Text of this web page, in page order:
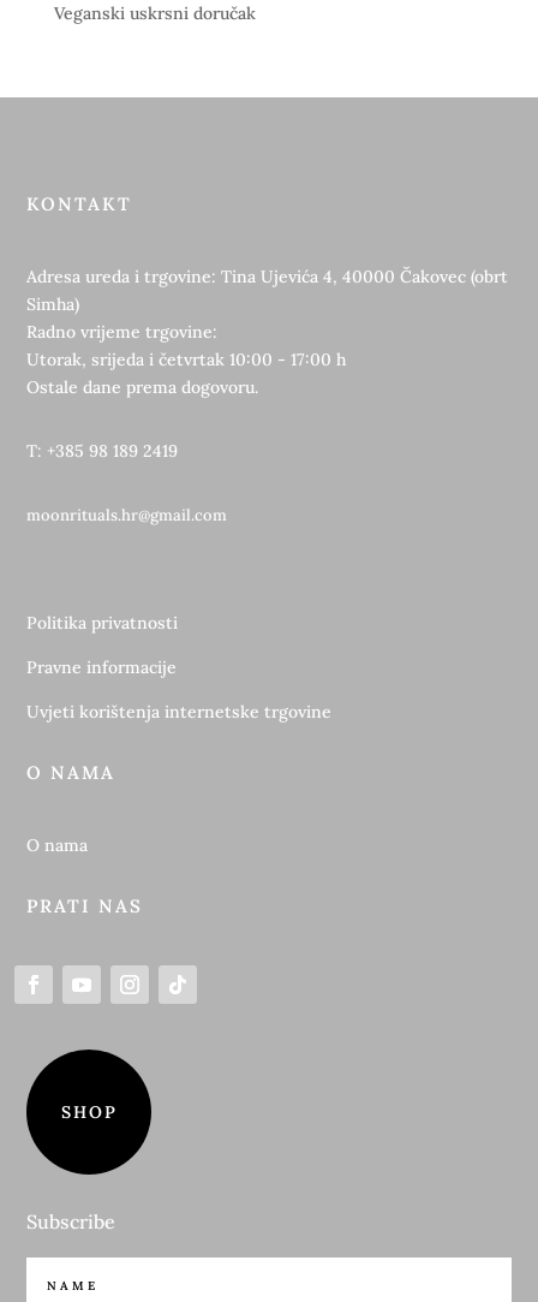
Veganski uskrsni doručak
KONTAKT
Adresa ureda i trgovine: Tina Ujevića 4, 40000 Čakovec (obrt
Simha)
Radno vrijeme trgovine:
Utorak, srijeda i četvrtak 10:00 - 17:00 h
Ostale dane prema dogovoru.
T: +385 98 189 2419
moonrituals.hr@gmail.com
Politika privatnosti
Pravne informacije
Uvjeti korištenja internetske trgovine
O NAMA
O nama
PRATI NAS
SHOP
Subscribe